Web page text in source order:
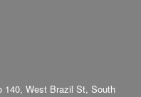
140, West Brazil St, South